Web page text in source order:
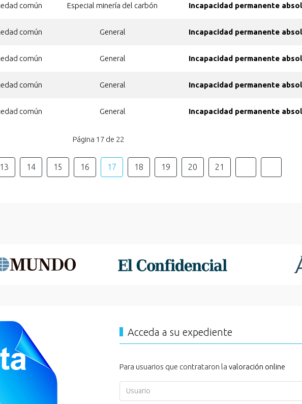
común Especial minería del carbón Incapacidad permanente
común General Incapacidad permanente
común General Incapacidad permanente
común General Incapacidad permanente
común General Incapacidad permanente
Página 17 de 22
13 14 15 16 17 18 19 20 21
Acceda a su expediente
Para usuarios que contrataron la valoración online
Usuario